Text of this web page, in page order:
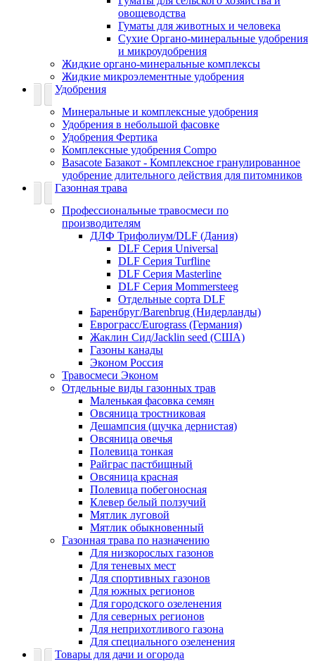
овощеводства
Гуматы для животных и человека
Сухие Органо-минеральные удобрения
и микроудобрения
Жидкие органо-минеральные комплексы
Жидкие микроэлементные удобрения
Удобрения
Минеральные и комплексные удобрения
Удобрения в небольшой фасовке
Удобрения Фертика
Комплексные удобрения Compo
Basacote Базакот - Комплексное гранулированное
удобрение длительного действия для питомников
Газонная трава
Профессиональные травосмеси по
производителям
ДЛФ Трифолиум/DLF (Дания)
DLF Серия Universal
DLF Серия Turfline
DLF Серия Masterline
DLF Серия Mommersteeg
Отдельные сорта DLF
Баренбруг/Barenbrug (Нидерланды)
Еврограсс/Eurograss (Германия)
Жаклин Сид/Jacklin seed (США)
Газоны канады
Эконом Россия
Травосмеси Эконом
Отдельные виды газонных трав
Маленькая фасовка семян
Овсяница тростниковая
Дешампсия (щучка дернистая)
Овсяница овечья
Полевица тонкая
Райграс пастбищный
Овсяница красная
Полевица побегоносная
Клевер белый ползучий
Мятлик луговой
Мятлик обыкновенный
Газонная трава по назначению
Для низкорослых газонов
Для теневых мест
Для спортивных газонов
Для южных регионов
Для городского озеленения
Для северных регионов
Для неприхотливого газона
Для специального озеленения
Товары для дачи и огорода